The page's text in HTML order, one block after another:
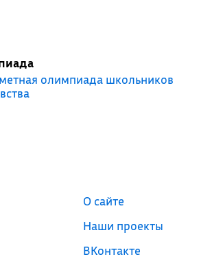
олимпиада школьников
О сайте
Наши проекты
ВКонтакте